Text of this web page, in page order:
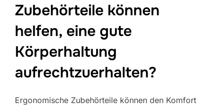
Zubehörteile können
helfen, eine gute
Körperhaltung
aufrechtzuerhalten?
Ergonomische Zubehörteile können den Komfort